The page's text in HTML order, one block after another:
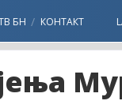
БН КОНТАКТ